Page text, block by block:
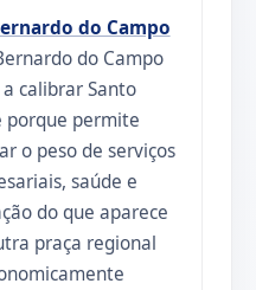
do Campo
do Campo
calibrar Santo
porque permite
o peso de serviços
saúde e
do que aparece
praça regional